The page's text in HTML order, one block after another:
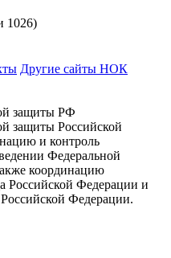
1026)
Другие сайты НОК
защиты РФ
защиты Российской
и контроль
Федеральной
координацию
Российской Федерации и
Федерации.